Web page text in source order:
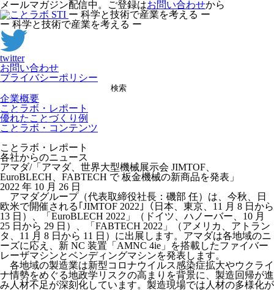
メールマガジン配信中。ご登録はお問い合わせから
ー 科学と技術で産業を考える ー
ー 科学と技術で産業を考える ー
twitter
お問い合わせ
プライバシーポリシー
検索
企業概要
ことラボ・レポート
優れたことづくり例
ことラボ・コンテンツ
ことラボ・レポート
各社からのニュース
アマダ/「アマダ、世界大型機械展示会 JIMTOF、
EuroBLECH、FABTECH で 板金機械の新商品を発表」
2022 年 10 月 26 日
アマダグループ（代表取締役社長：磯部 任）は、今秋、日
欧米で開催される｢JIMTOF 2022｣（日本、東京、11 月 8 日から
13 日）、「EuroBLECH 2022」（ドイツ、ハノーバー、10 月
25 日から 29 日）、「FABTECH 2022」（アメリカ、アトラン
タ、11 月 8 日から 11 日）に出展します。アマダは各地域のニ
ーズに応え、新 NC 装置「AMNC 4ie」を搭載したファイバー
レーザマシンとベンディングマシンを発表します。
各地域の製造業は新型コロナウイルス感染症拡大やウクライ
ナ情勢をめぐる地政学リスクの高まりを背景に、製造回帰が進
み人材不足が深刻化しています。製造現場では人材の多様化が